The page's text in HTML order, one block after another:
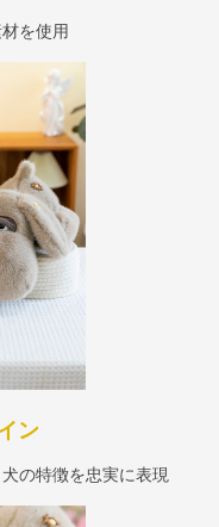
を使用
ン
の特徴を忠実に表現